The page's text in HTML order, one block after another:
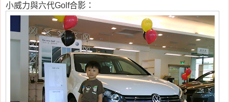
小威力與六代Golf合影：